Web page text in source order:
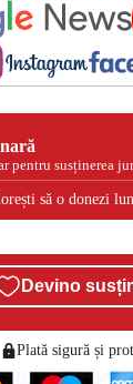
pentru susținerea
să o donezi
Devino
Plată sigură și